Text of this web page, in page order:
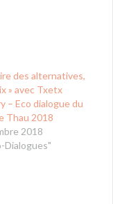
des alternatives,
» avec Txetx
– Eco dialogue du
Thau 2018
2018
Dialogues"